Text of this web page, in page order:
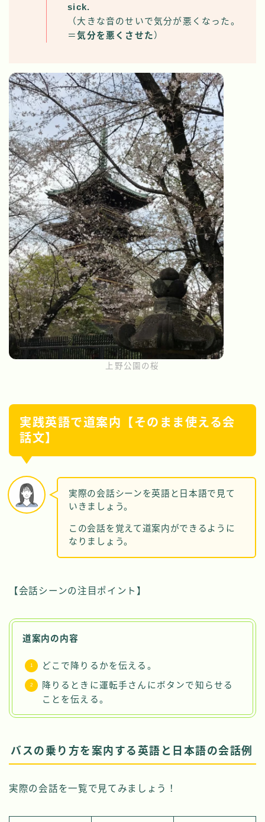
sick.
（大きな音のせいで気分が悪くなった。
＝気分を悪くさせた）
上野公園の桜
実践英語で道案内【そのまま使える会
話文】
実際の会話シーンを英語と日本語で見て
いきましょう。
この会話を覚えて道案内ができるように
なりましょう。
【会話シーンの注目ポイント】
道案内の内容
どこで降りるかを伝える。
降りるときに運転手さんにボタンで知らせる
ことを伝える。
バスの乗り方を案内する英語と日本語の会話例
実際の会話を一覧で見てみましょう！